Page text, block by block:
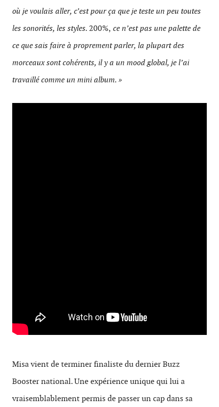
où je voulais aller, c’est pour ça que je teste un peu toutes
les sonorités, les styles.200%, ce n’est pas une palette de
ce que sais faire à proprement parler, la plupart des
morceaux sont cohérents, il y a un mood global, je l’ai
travaillé comme un mini album. »
Misa vient de terminer finaliste du dernier Buzz
Booster national. Une expérience unique qui lui a
vraisemblablement permis de passer un cap dans sa